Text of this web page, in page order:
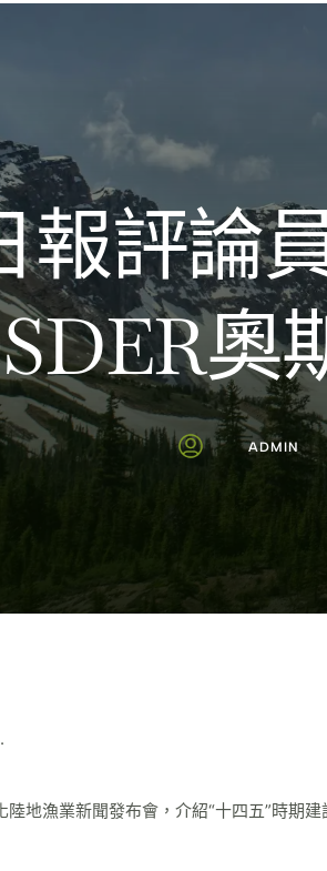
報評論
奧
ADMIN
陸地漁業新聞發布會，介紹“十四五”時期